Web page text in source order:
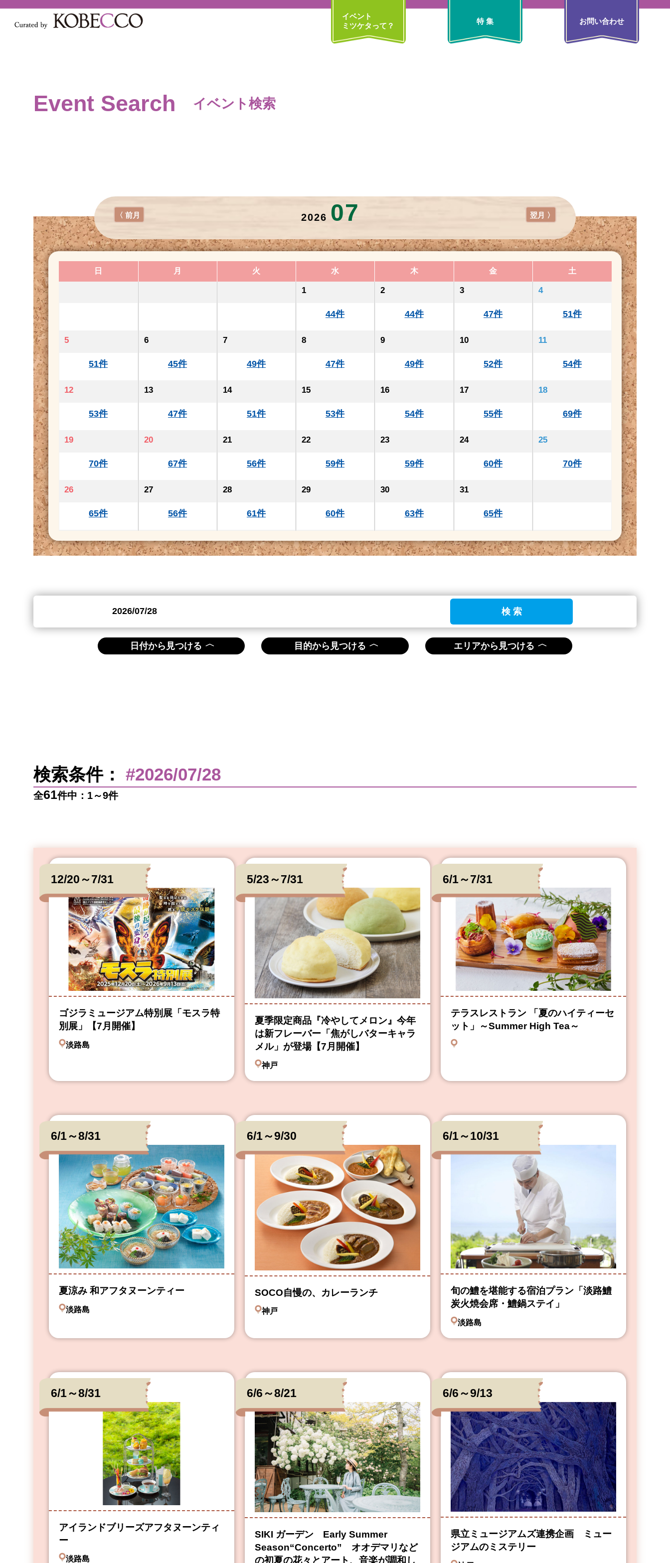
イベント
ミツケタって？
特 集 お問い合わせ
Event Search イベント検索
2026 07
〈 前月 翌月 〉
日 月 火 水 木 金 土
1
44件
2
44件
3
47件
4
51件
5
51件
6
45件
7
49件
8
47件
9
49件
10
52件
11
54件
12
53件
13
47件
14
51件
15
53件
16
54件
17
55件
18
69件
19
70件
20
67件
21
56件
22
59件
23
59件
24
60件
25
70件
26
65件
27
56件
28
61件
29
60件
30
63件
31
65件
検 索
日付から見つける 〈 目的から見つける 〈 エリアから見つける 〈
検索条件：#2026/07/28
全61件中：1～9件
12/20～7/31
ゴジラミュージアム特別展「モスラ特
別展」【7月開催】
淡路島
5/23～7/31
夏季限定商品『冷やしてメロン』今年
は新フレーバー「焦がしバターキャラ
メル」が登場【7月開催】
神戸
6/1～7/31
テラスレストラン 「夏のハイティーセ
ット」～Summer High Tea～
6/1～8/31
夏涼み 和アフタヌーンティー
淡路島
6/1～9/30
SOCO自慢の、カレーランチ
神戸
6/1～10/31
旬の鱧を堪能する宿泊プラン「淡路鱧
炭火焼会席・鱧鍋ステイ」
淡路島
6/1～8/31
アイランドブリーズアフタヌーンティ
ー
淡路島
6/6～8/21
SIKI ガーデン Early Summer
Season“Concerto” オオデマリなど
の初夏の花々とアート、音楽が調和し
6/6～9/13
県立ミュージアムズ連携企画 ミュー
ジアムのミステリー